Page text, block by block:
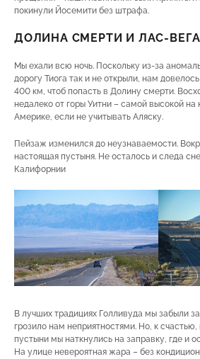
покинули Йосемити без штрафа.
ДОЛИНА СМЕРТИ И ЛАС-
Мы ехали всю ночь. Поскольку из-за
дорогу Тиога так и не открыли, нам
400 км, чтоб попасть в Долину смерти.
недалеко от горы Уитни – самой высокой на
Америке, если не учитывать Аляску.
Пейзаж изменился до неузнаваемости.
настоящая пустыня. Не осталось и следа
Калифорнии
В лучших традициях Голливуда мы забыли
грозило нам неприятностями. Но, к счастью,
пустыни мы наткнулись на заправку, где и
На улице невероятная жара – без